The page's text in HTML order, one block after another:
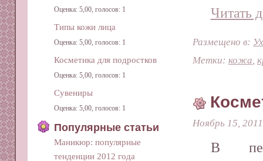
Читать
Размещено в:
Метки: кожа,
Ноябрь 15, 2011
В
Оценка: 5,00, голосов: 1
Типы кожи лица
Оценка: 5,00, голосов: 1
Косметика для подростков
Оценка: 5,00, голосов: 1
Сувениры
Оценка: 5,00, голосов: 1
Популярные статьи
Маникюр: популярные
тенденции 2012 года